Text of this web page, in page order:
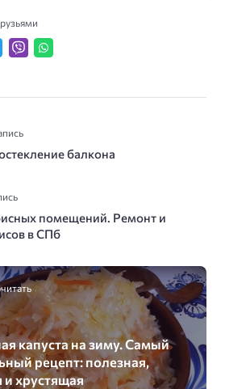
балкона
помещений. Ремонт и
в СПб
капуста на зиму. Самый
рецепт: полезная,
и хрустящая